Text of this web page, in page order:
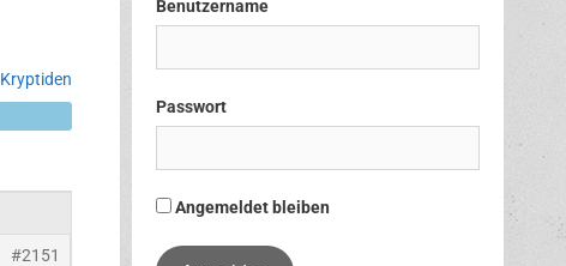
Kryptiden
#2151
Benutzername
Passwort
Angemeldet bleiben